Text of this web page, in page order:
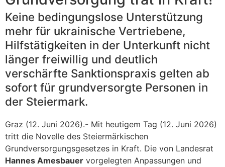
Keine bedingungslose Unterstützung
mehr für ukrainische Vertriebene,
Hilfstätigkeiten in der Unterkunft nicht
länger freiwillig und deutlich
verschärfte Sanktionspraxis gelten ab
sofort für grundversorgte Personen in
der Steiermark.
Graz (12. Juni 2026).- Mit heutigem Tag (12. Juni 2026)
tritt die Novelle des Steiermärkischen
Grundversorgungsgesetzes in Kraft. Die von Landesrat
Hannes Amesbauer vorgelegten Anpassungen und